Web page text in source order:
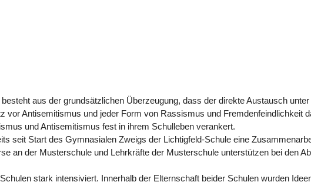
aus der grundsätzlichen Überzeugung, dass der direkte Austausch unter
Antisemitismus und jeder Form von Rassismus und Fremdenfeindlichkeit
und Antisemitismus fest in ihrem Schulleben verankert.
seit Start des Gymnasialen Zweigs der Lichtigfeld-Schule eine
an der Musterschule und Lehrkräfte der Musterschule unterstützen bei den
stark intensiviert. Innerhalb der Elternschaft beider Schulen wurden